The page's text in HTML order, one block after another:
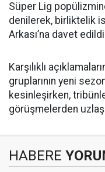
Süper Lig
denilerek, birliktelik
Arkası’na davet
Karşılıklı
gruplarının yeni
kesinleşirken,
görüşmelerden
HABERE